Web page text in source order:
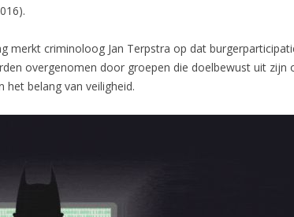
merkt criminoloog Jan Terpstra op dat
overgenomen door groepen die doelbewust uit zijn
belang van veiligheid.